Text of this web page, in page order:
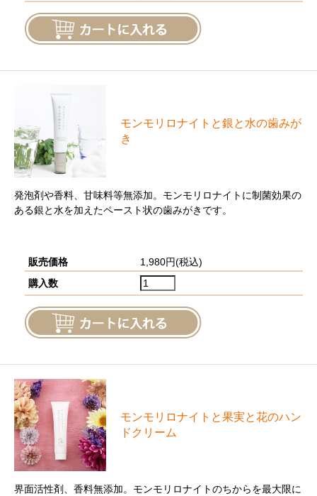
モンモリロナイトと銀と⽔の⻭みが
き
発泡剤や香料、甘味料等無添加。モンモリロナイトに制菌効果の
ある銀と水を加えたペースト状の歯みがきです。
販売価格
1,980円(税込)
購入数
モンモリロナイトと果実と花のハン
ドクリーム
界面活性剤、香料無添加。モンモリロナイトのちからを最大限に